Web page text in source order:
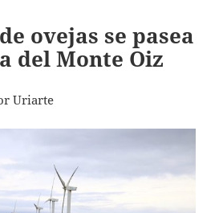
ovejas se pasea
del Monte Oiz
Uriarte